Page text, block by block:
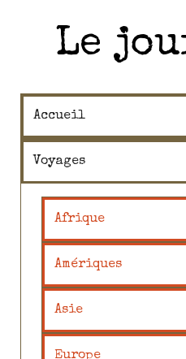
Le
Accueil
Voyages
Afrique
Amériques
Asie
Europe